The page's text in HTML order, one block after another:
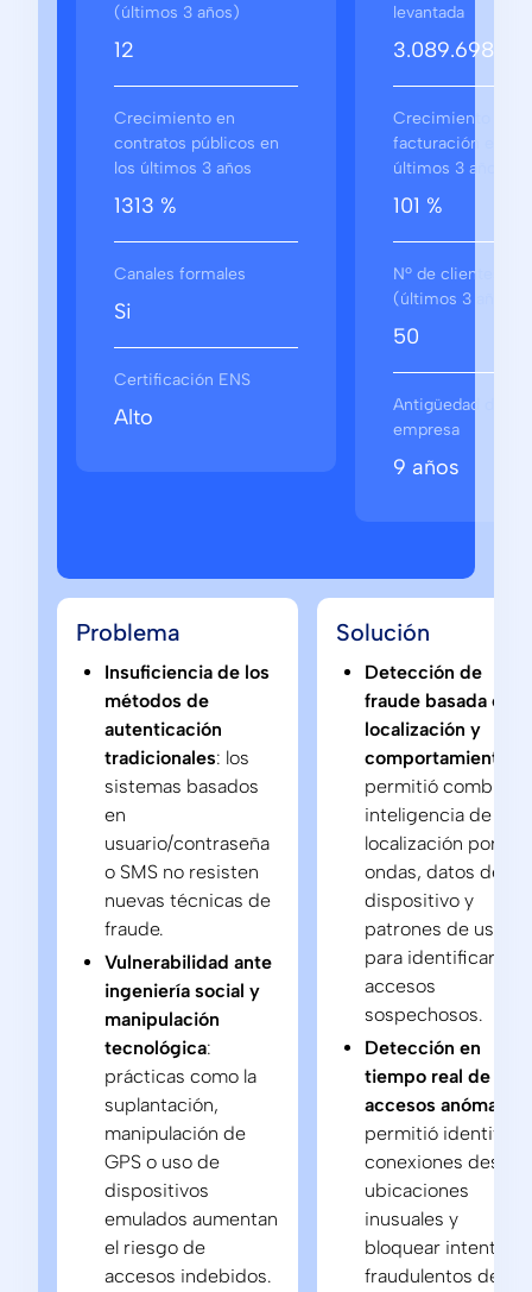
(últimos 3 años)
12
Crecimiento en
contratos públicos en
los últimos 3 años
1313 %
Canales formales
Si
Certificación ENS
Alto
levantada
3.089.698 €
Crecimiento en
facturación en los
últimos 3 años
101 %
Nº de clientes
(últimos 3 años)
50
Antigüedad de la
empresa
9 años
Problema
Insuficiencia de los
métodos de
autenticación
tradicionales: los
sistemas basados
en
usuario/contraseña
o SMS no resisten
nuevas técnicas de
fraude.
Vulnerabilidad ante
ingeniería social y
manipulación
tecnológica:
prácticas como la
suplantación,
manipulación de
GPS o uso de
dispositivos
emulados aumentan
el riesgo de
accesos indebidos.
Solución
Detección de
fraude basada en
localización y
comportamiento
permitió combinar
inteligencia de
localización por
ondas, datos del
dispositivo y
patrones de uso
para identificar
accesos
sospechosos.
Detección en
tiempo real de
accesos anómalos
permitió identificar
conexiones desde
ubicaciones
inusuales y
bloquear intentos
fraudulentos de